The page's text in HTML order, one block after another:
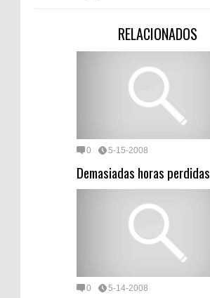
RELACIONADOS
0 5-15-2008
Demasiadas horas perdidas
0 5-14-2008